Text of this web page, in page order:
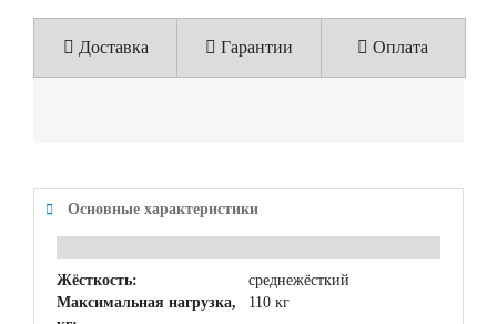
Доставка Гарантии Оплата
Основные характеристики
Жёсткость:
среднежёсткий
Максимальная нагрузка,
110 кг